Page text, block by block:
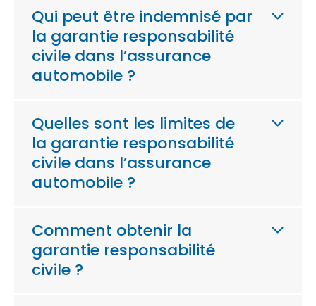
Qui peut être indemnisé par
la garantie responsabilité
civile dans l’assurance
automobile ?
Quelles sont les limites de
la garantie responsabilité
civile dans l’assurance
automobile ?
Comment obtenir la
garantie responsabilité
civile ?